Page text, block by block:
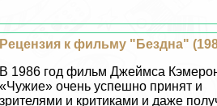
Рецензия к фильму "Бездна"
В 1986 год фильм Джеймса
«Чужие» очень успешно принят и
зрителями и критиками и даже